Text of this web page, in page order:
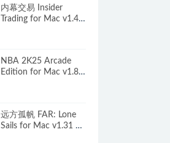
内幕交易 Insider
Trading for Mac v1.4
NBA 2K25 Arcade
Edition for Mac v1.80
远方孤帆 FAR: Lone
Sails for Mac v1.31 中